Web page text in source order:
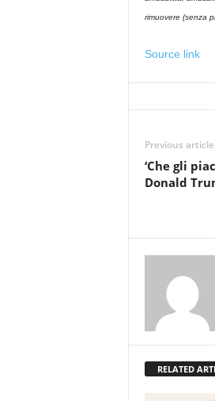
rimuovere (senza
Source link
Previous article
‘Che gli
Donald
RELATED